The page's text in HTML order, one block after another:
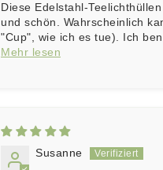
Diese Edelstahl-
und schön. Wahrscheinlich
"Cup", wie ich es tue). Ich
Mehr lesen
Susanne